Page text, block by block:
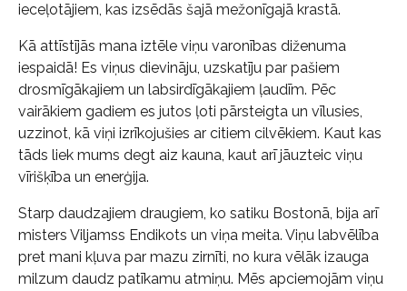
ieceļotājiem, kas izsēdās šajā mežonīgajā krastā.
Kā attīstījās mana iztēle viņu varonības diženuma
iespaidā! Es viņus dievināju, uzskatīju par pašiem
drosmīgākajiem un labsirdīgākajiem ļaudīm. Pēc
vairākiem gadiem es jutos ļoti pārsteigta un vīlusies,
uzzinot, kā viņi izrīkojušies ar citiem cilvēkiem. Kaut kas
tāds liek mums degt aiz kauna, kaut arī jāuzteic viņu
vīrišķība un enerģija.
Starp daudzajiem draugiem, ko satiku Bostonā, bija arī
misters Viljamss Endikots un viņa meita. Viņu labvēlība
pret mani kļuva par mazu zirnīti, no kura vēlāk izauga
milzum daudz patīkamu atmiņu. Mēs apciemojām viņu